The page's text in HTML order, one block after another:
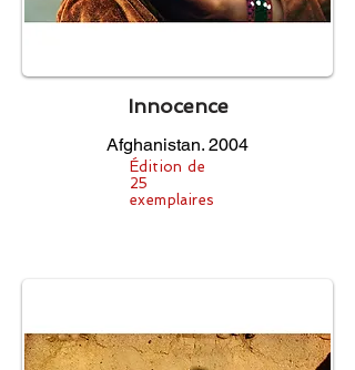
Innocence
Afghanistan. 2004
Édition de
25
exemplaires